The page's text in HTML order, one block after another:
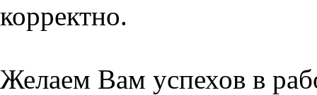
корректно.
Желаем Вам успехов в